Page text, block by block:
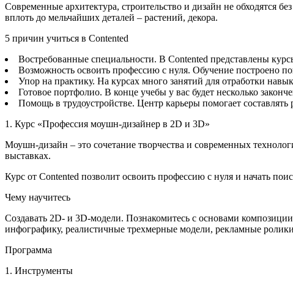
Современные архитектура, строительство и дизайн не обходятся
вплоть до мельчайших деталей – растений, декора.
5 причин учиться в Contented
Востребованные специальности. В Contented представлены
Возможность освоить профессию с нуля. Обучение построено
Упор на практику. На курсах много занятий для отработки
Готовое портфолио. В конце учебы у вас будет несколько
Помощь в трудоустройстве. Центр карьеры помогает
1. Курс «Профессия моушн-дизайнер в 2D и 3D»
Моушн-дизайн – это сочетание творчества и современных
выставках.
Курс от Contented позволит освоить профессию с нуля и начать
Чему научитесь
Создавать 2D- и 3D-модели. Познакомитесь с основами
инфографику, реалистичные трехмерные модели, рекламные
Программа
1. Инструменты